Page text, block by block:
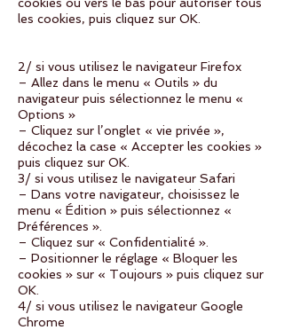
les cookies, puis cliquez sur OK.
2/ si vous utilisez le navigateur Firefox
– Allez dans le menu « Outils » du
navigateur puis sélectionnez le menu «
Options »
– Cliquez sur l’onglet « vie privée »,
décochez la case « Accepter les cookies »
puis cliquez sur OK.
3/ si vous utilisez le navigateur Safari
– Dans votre navigateur, choisissez le
menu « Édition » puis sélectionnez «
Préférences ».
– Cliquez sur « Confidentialité ».
– Positionner le réglage « Bloquer les
cookies » sur « Toujours » puis cliquez sur
OK.
4/ si vous utilisez le navigateur Google
Chrome